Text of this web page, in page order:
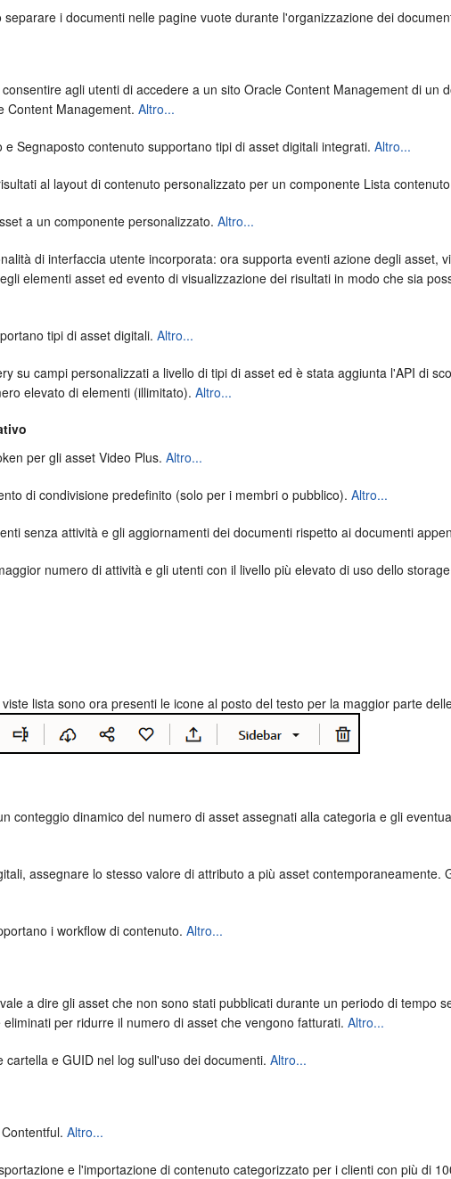
separare i documenti nelle pagine vuote durante l'organizzazione dei
agli utenti di accedere a un sitoOracle Content Management di un
Content Management.Altro...
e Segnaposto contenuto supportano tipi di asset digitali integrati.Altro...
al layout di contenuto personalizzato per un componente Lista
a un componente personalizzato.Altro...
di interfaccia utente incorporata: ora supporta eventi azione degli asset,
elementi asset ed evento di visualizzazione dei risultati in modo che sia
tipi di asset digitali.Altro...
su campi personalizzati a livello di tipi di asset ed è stata aggiunta l'API di
elevato di elementi (illimitato).Altro...
per gli asset Video Plus.Altro...
di condivisione predefinito (solo per i membri o pubblico).Altro...
senza attività e gli aggiornamenti dei documenti rispetto ai documenti
numero di attività e gli utenti con il livello più elevato di uso dello
lista sono ora presenti le icone al posto del testo per la maggior parte
conteggio dinamico del numero di asset assegnati alla categoria e gli
assegnare lo stesso valore di attributo a più asset contemporaneamente.
i workflow di contenuto.Altro...
a dire gli asset che non sono stati pubblicati durante un periodo di tempo
per ridurre il numero di asset che vengono fatturati.Altro...
cartella e GUID nel log sull'uso dei documenti.Altro...
Contentful.Altro...
e l'importazione di contenuto categorizzato per i clienti con più di